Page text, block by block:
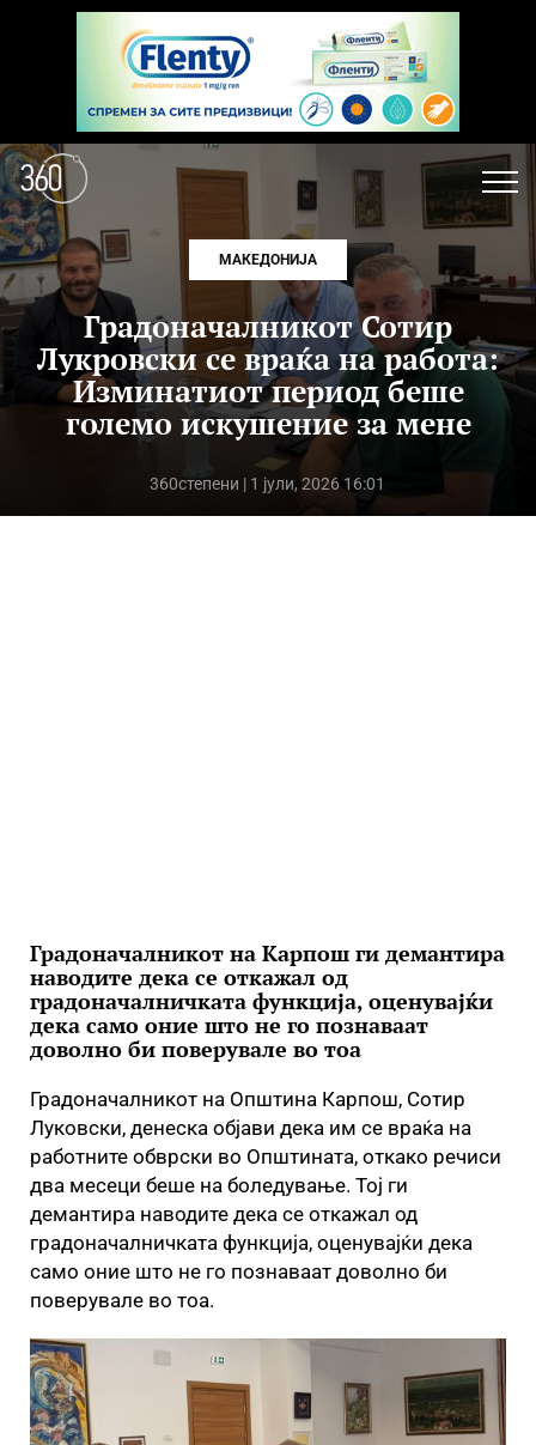
МАКЕДОНИЈА
Градоначалникот Сотир
Лукровски се враќа на работа:
Изминатиот период беше
големо искушение за мене
360степени | 1 јули, 2026 16:01
Градоначалникот на Карпош ги демантира
наводите дека се откажал од
градоначалничката функција, оценувајќи
дека само оние што не го познаваат
доволно би поверувале во тоа
Градоначалникот на Општина Карпош, Сотир
Луковски, денеска објави дека им се враќа на
работните обврски во Општината, откако речиси
два месеци беше на боледување. Тој ги
демантира наводите дека се откажал од
градоначалничката функција, оценувајќи дека
само оние што не го познаваат доволно би
поверувале во тоа.